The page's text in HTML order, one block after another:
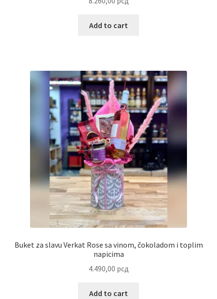
Sample Page
Special people
Terms Conditions
Add to cart
Buket za slavu Verkat Rose sa vinom, čokoladom i toplim
napicima
4.490,00 рсд
Add to cart